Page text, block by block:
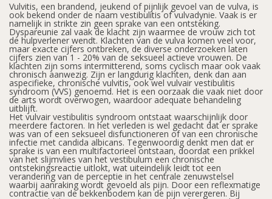
Vulvitis, een brandend, jeukend of pijnlijk gevoel van de vulva, is
ook bekend onder de naam vestibulitis of vulvadynie. Vaak is er
namelijk in strikte zin geen sprake van een ontsteking.
Dyspareunie zal vaak de klacht zijn waarmee de vrouw zich tot
de hulpverlener wendt. Klachten van de vulva komen veel voor,
maar exacte cijfers ontbreken, de diverse onderzoeken laten
cijfers zien van 1 - 20% van de seksueel actieve vrouwen. De
klachten zijn soms intermitterend, soms cyclisch maar ook vaak
chronisch aanwezig. Zijn er langdurig klachten, denk dan aan
aspecifieke, chronische vulvitis, ook wel vulvair vestibulitis
syndroom (VVS) genoemd. Het is een oorzaak die vaak niet door
de arts wordt overwogen, waardoor adequate behandeling
uitblijft.
Het vulvair vestibulitis syndroom ontstaat waarschijnlijk door
meerdere factoren. In het verleden is wel gedacht dat er sprake
was van of een seksueel disfunctioneren of van een chronische
infectie met candida albicans. Tegenwoordig denkt men dat er
sprake is van een multifactorieel ontstaan, doordat een prikkel
van het slijmvlies van het vestibulum een chronische
ontstekingsreactie uitlokt, wat uiteindelijk leidt tot een
verandering van de perceptie in het centrale zenuwstelsel
waarbij aanraking wordt gevoeld als pijn. Door een reflexmatige
contractie van de bekkenbodem kan de pijn verergeren. Bij